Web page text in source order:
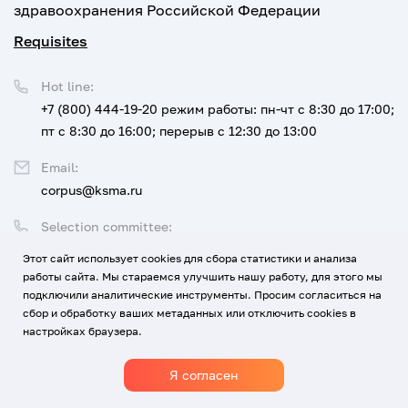
здравоохранения Российской Федерации
Requisites
Legal address:
350063 г. Краснодар, ул. им. Митрофана Седина, 4
Selection committee:
Hot line:
+7 (800) 444-19-20 режим работы: пн-чт с 8:30 до 17:00;
пт с 8:30 до 16:00; перерыв с 12:30 до 13:00
Email:
corpus@ksma.ru
© All rights reserved
Этот сайт использует cookies для сбора статистики и анализа
работы сайта. Мы стараемся улучшить нашу работу, для этого мы
подключили аналитические инструменты. Просим согласиться на
сбор и обработку ваших метаданных или отключить cookies в
настройках браузера.
Я согласен